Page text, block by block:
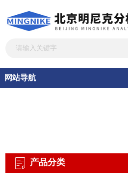
网站导航
产品分类